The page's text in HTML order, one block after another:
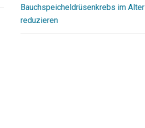
Bauchspeicheldrüsenkrebs im Alter
reduzieren